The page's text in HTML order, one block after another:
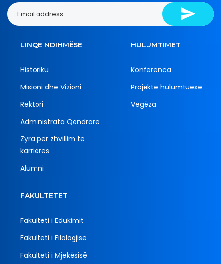
LINQE NDIHMËSE
Historiku
Misioni dhe Vizioni
Rektori
Administrata Qendrore
Zyra për zhvillim të
karrieres
Alumni
HULUMTIMET
Konferenca
Projekte hulumtuese
Vegëza
FAKULTETET
Fakulteti i Edukimit
Fakulteti i Filologjisë
Fakulteti i Mjekësisë